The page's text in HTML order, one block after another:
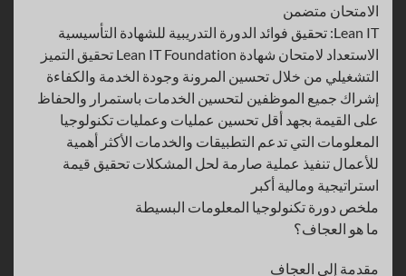
الامتحان متضمن
Lean IT: تحقيق فوائد الدورة التدريبية للشهادة التأسيسية
الاستعداد لامتحان شهادة Lean IT Foundation تحقيق التميز
التشغيلي من خلال تحسين المرونة وجودة الخدمة والكفاءة
إشراك جميع الموظفين لتحسين الخدمات باستمرار والحفاظ
على القيمة بجهد أقل تحسين عمليات وعمليات تكنولوجيا
المعلومات التي تدعم التطبيقات والخدمات الأكثر أهمية
للأعمال تنفيذ عملية صارمة لحل المشكلات تحقيق قيمة
استراتيجية ومالية أكبر
ملخص دورة تكنولوجيا المعلومات البسيطة
ما هو العجاف؟
مقدمة إلى العجاف